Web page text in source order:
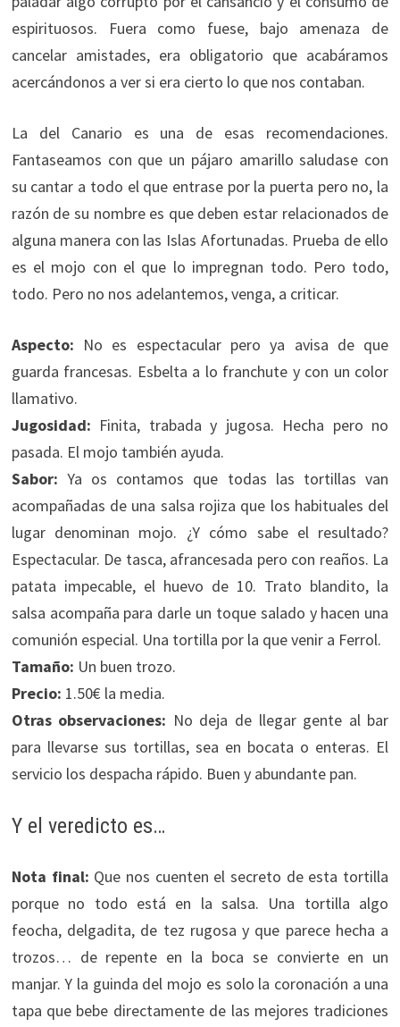
espirituosos. Fuera como fuese, bajo amenaza de
cancelar amistades, era obligatorio que acabáramos
acercándonos a ver si era cierto lo que nos contaban.
La del Canario es una de esas recomendaciones.
Fantaseamos con que un pájaro amarillo saludase con
su cantar a todo el que entrase por la puerta pero no, la
razón de su nombre es que deben estar relacionados de
alguna manera con las Islas Afortunadas. Prueba de ello
es el mojo con el que lo impregnan todo. Pero todo,
todo. Pero no nos adelantemos, venga, a criticar.
Aspecto: No es espectacular pero ya avisa de que
guarda francesas. Esbelta a lo franchute y con un color
llamativo.
Jugosidad: Finita, trabada y jugosa. Hecha pero no
pasada. El mojo también ayuda.
Sabor: Ya os contamos que todas las tortillas van
acompañadas de una salsa rojiza que los habituales del
lugar denominan mojo. ¿Y cómo sabe el resultado?
Espectacular. De tasca, afrancesada pero con reaños. La
patata impecable, el huevo de 10. Trato blandito, la
salsa acompaña para darle un toque salado y hacen una
comunión especial. Una tortilla por la que venir a Ferrol.
Tamaño: Un buen trozo.
Precio: 1.50€ la media.
Otras observaciones: No deja de llegar gente al bar
para llevarse sus tortillas, sea en bocata o enteras. El
servicio los despacha rápido. Buen y abundante pan.
Y el veredicto es…
Nota final: Que nos cuenten el secreto de esta tortilla
porque no todo está en la salsa. Una tortilla algo
feocha, delgadita, de tez rugosa y que parece hecha a
trozos… de repente en la boca se convierte en un
manjar. Y la guinda del mojo es solo la coronación a una
tapa que bebe directamente de las mejores tradiciones